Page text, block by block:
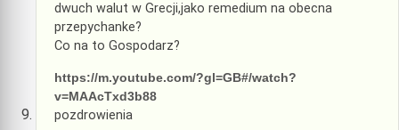
dwuch walut w Grecji,jako remedium na obecna
przepychanke?
Co na to Gospodarz?
https://m.youtube.com/?gl=GB#/watch?
v=MAAcTxd3b88
pozdrowienia